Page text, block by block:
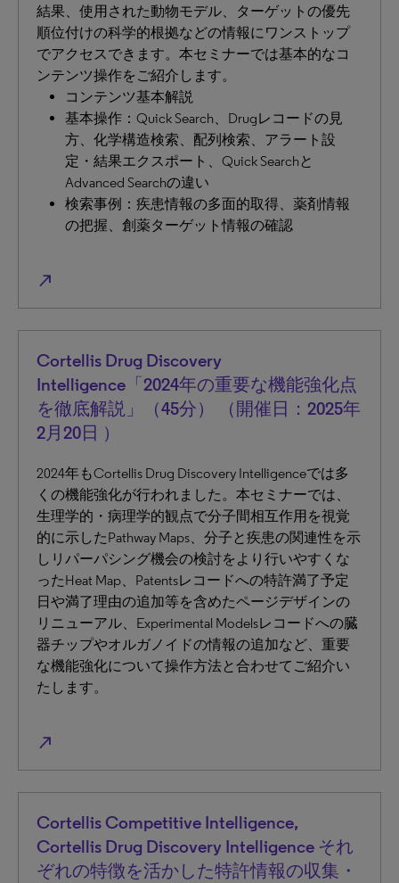
結果、使用された動物モデル、ターゲットの優先
順位付けの科学的根拠などの情報にワンストップ
でアクセスできます。本セミナーでは基本的なコ
ンテンツ操作をご紹介します。
コンテンツ基本解説
基本操作：Quick Search、Drugレコードの見
方、化学構造検索、配列検索、アラート設
定・結果エクスポート、Quick Searchと
Advanced Searchの違い
検索事例：疾患情報の多面的取得、薬剤情報
の把握、創薬ターゲット情報の確認
north_east
Cortellis Drug Discovery
Intelligence「2024年の重要な機能強化点
を徹底解説」（45分） （開催日：2025年
2月20日 ）
2024年もCortellis Drug Discovery Intelligenceでは多
くの機能強化が行われました。本セミナーでは、
生理学的・病理学的観点で分子間相互作用を視覚
的に示したPathway Maps、分子と疾患の関連性を示
しリパーパシング機会の検討をより行いやすくな
ったHeat Map、Patentsレコードへの特許満了予定
日や満了理由の追加等を含めたページデザインの
リニューアル、Experimental Modelsレコードへの臓
器チップやオルガノイドの情報の追加など、重要
な機能強化について操作方法と合わせてご紹介い
たします。
north_east
Cortellis Competitive Intelligence,
Cortellis Drug Discovery Intelligence それ
ぞれの特徴を活かした特許情報の収集・